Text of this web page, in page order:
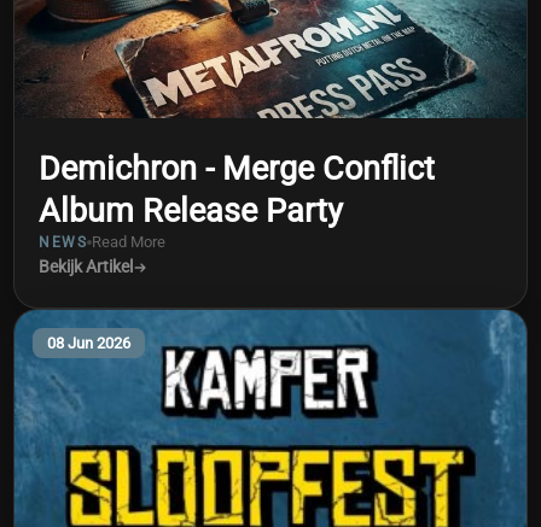
Demichron - Merge Conflict
Album Release Party
NEWS Read More
Bekijk Artikel
08 Jun 2026